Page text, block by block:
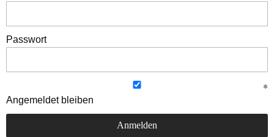
Passwort
Angemeldet bleiben